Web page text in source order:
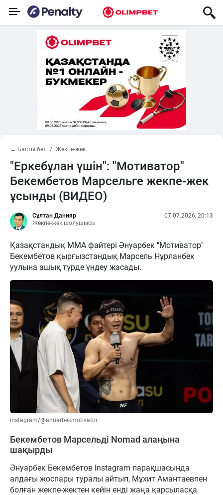
← Басты бет Жекпе-жек
"Еркебұлан үшін": "Мотиватор"
Бекембетов Марсельге жекпе-жек
ұсынды (ВИДЕО)
Сұлтан Данияр
Жекпе-жек шолушысы
07.07.2026, 20:13
Қазақстандық ММА файтері Әнуарбек "Мотиватор"
Бекембетов қырғызстандық Марсель Нұрланбек
уулына ашық түрде үндеу жасады.
instagram/@anuarbekmotivator
Бекембетов Марсельді Nomad алаңына
шақырды
Әнуарбек Бекембетов Instagram парақшасында
алдағы жоспары туралы айтып, Мұхит Амантаевпен
болған жекпе-жектен кейін енді жаңа қарсыласқа